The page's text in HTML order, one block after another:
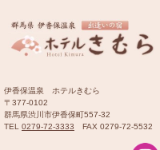
伊香保温泉 ホテルきむら
〒377-0102
群馬県渋川市伊香保町557-32
TEL 0279-72-3333 FAX 0279-72-5532